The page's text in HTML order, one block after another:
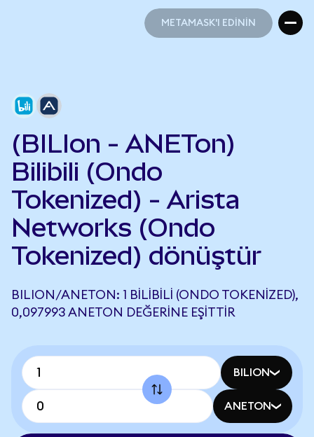
METAMASK'I EDİNİN
(BILIon - ANETon)
Bilibili (Ondo
Tokenized) - Arista
Networks (Ondo
Tokenized) dönüştür
BILION/ANETON: 1 BILIBILI (ONDO TOKENIZED),
0,097993 ANETON DEĞERINE EŞITTIR
BILION
ANETON